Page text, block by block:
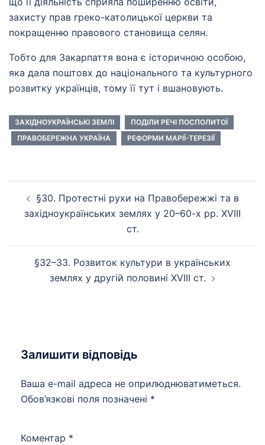
захисту прав греко-католицької церкви та
покращенню правового становища селян.
Тобто для Закарпаття вона є історичною особою,
яка дала поштовх до національного та культурного
розвитку українців, тому її тут і вшановують.
ЗАХІДНОУКРАЇНСЬКІ ЗЕМЛІ
ПОДІЛИ РЕЧІ ПОСПОЛИТОЇ
ПРАВОБЕРЕЖНА УКРАЇНА
РЕФОРМИ МАРІЇ-ТЕРЕЗІЇ
запису
§30. Протестні рухи на Правобережжі та в
західноукраїнських землях у 20–60-х рр. XVIII
ст.
§32–33. Розвиток культури в українських
землях у другій половині XVIII ст.
Залишити відповідь
Ваша e-mail адреса не оприлюднюватиметься.
Обов’язкові поля позначені *
Коментар *